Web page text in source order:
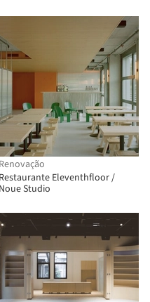
Renovação
Restaurante Eleventhfloor /
Noue Studio